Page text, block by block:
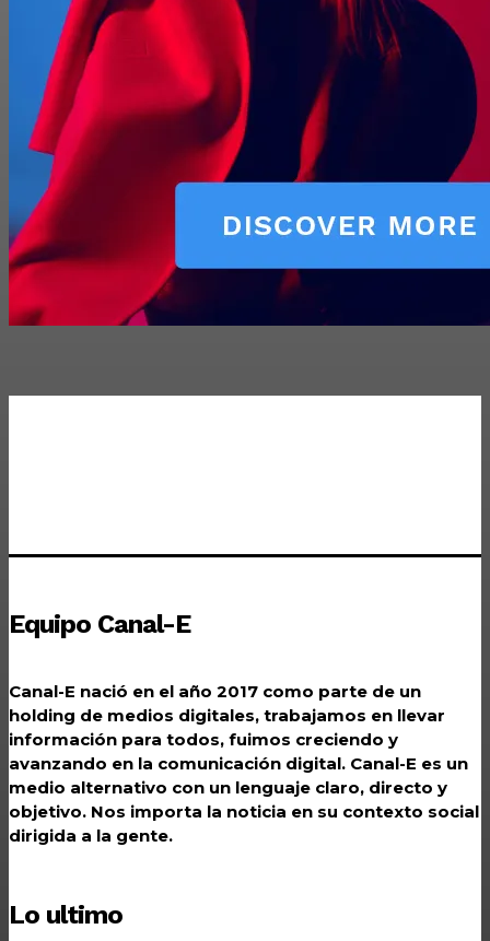
Equipo Canal-E
Canal-E nació en el año 2017 como parte de un
holding de medios digitales, trabajamos en llevar
información para todos, fuimos creciendo y
avanzando en la comunicación digital. Canal-E es un
medio alternativo con un lenguaje claro, directo y
objetivo. Nos importa la noticia en su contexto social
dirigida a la gente.
Lo ultimo